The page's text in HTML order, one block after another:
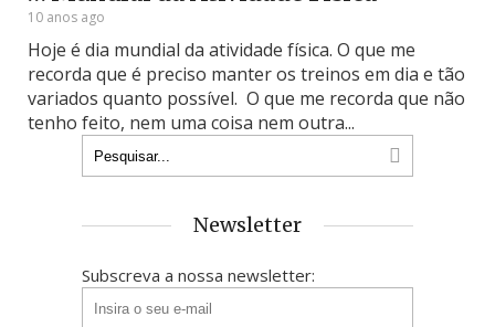
10 anos ago
Hoje é dia mundial da atividade física. O que me
recorda que é preciso manter os treinos em dia e tão
variados quanto possível. O que me recorda que não
tenho feito, nem uma coisa nem outra...
Newsletter
Subscreva a nossa newsletter: